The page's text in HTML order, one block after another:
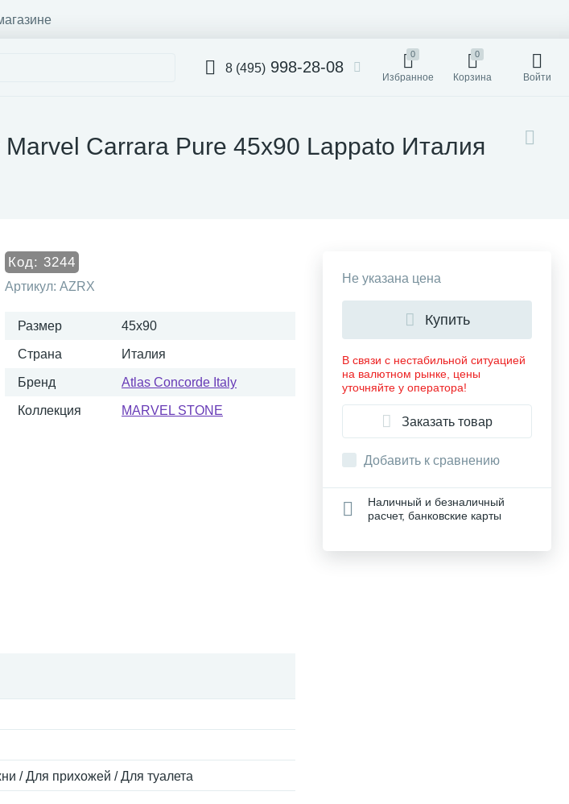
8 (495) 998-28-08
0
Избранное
0
Корзина Войти
Carrara Pure 45x90 Lappato Италия
Код: 3244
Артикул: AZRX
Размер 45x90
Страна Италия
Бренд Atlas Concorde Italy
Коллекция MARVEL STONE
/ Для прихожей / Для туалета
Не указана цена
Купить
В связи с нестабильной ситуацией
на валютном рынке, цены
уточняйте у оператора!
Заказать товар
Добавить к сравнению
Наличный и безналичный
расчет, банковские карты